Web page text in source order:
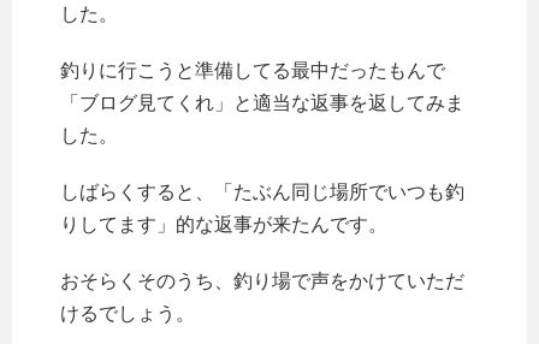
した。
釣りに行こうと準備してる最中だったもんで
「ブログ見てくれ」と適当な返事を返してみま
した。
しばらくすると、「たぶん同じ場所でいつも釣
りしてます」的な返事が来たんです。
おそらくそのうち、釣り場で声をかけていただ
けるでしょう。